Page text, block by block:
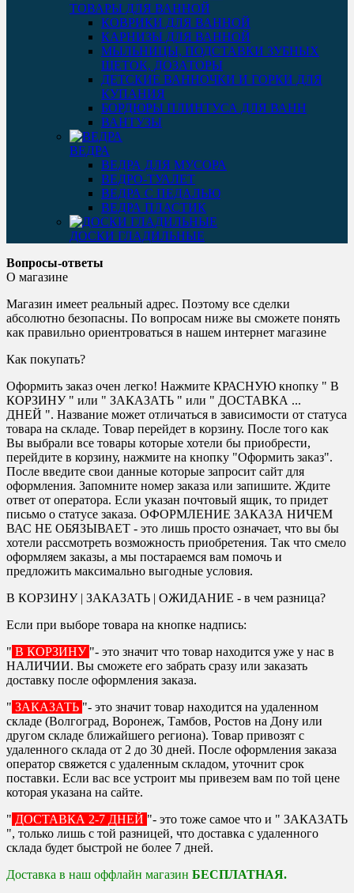
ТОВАРЫ ДЛЯ ВАННОЙ
КОВРИКИ ДЛЯ ВАННОЙ
КАРНИЗЫ ДЛЯ ВАННОЙ
МЫЛЬНИЦЫ, ПОДСТАВКИ ЗУБНЫХ
ЩЕТОК, ДОЗАТОРЫ
ДЕТСКИЕ ВАННОЧКИ И ГОРКИ ДЛЯ
КУПАНИЯ
БОРДЮРЫ ПЛИНТУСА ДЛЯ ВАНН
ВАНТУЗЫ
ВЕДРА
ВЕДРА ДЛЯ МУСОРА
ВЕДРО-ТУАЛЕТ
ВЕДРА С ПЕДАЛЬЮ
ВЕДРА ПЛАСТИК
ДОСКИ ГЛАДИЛЬНЫЕ
Вопросы-ответы
О магазине
Магазин имеет реальный адрес. Поэтому все сделки
абсолютно безопасны. По вопросам ниже вы сможете понять
как правильно ориентроваться в нашем интернет магазине
Как покупать?
Оформить заказ очен легко! Нажмите КРАСНУЮ кнопку " В
КОРЗИНУ " или " ЗАКАЗАТЬ " или " ДОСТАВКА ...
ДНЕЙ ". Название может отличаться в зависимости от статуса
товара на складе. Товар перейдет в корзину. После того как
Вы выбрали все товары которые хотели бы приобрести,
перейдите в корзину, нажмите на кнопку "Оформить заказ".
После введите свои данные которые запросит сайт для
оформления. Запомните номер заказа или запишите. Ждите
ответ от оператора. Если указан почтовый ящик, то придет
письмо о статусе заказа. ОФОРМЛЕНИЕ ЗАКАЗА НИЧЕМ
ВАС НЕ ОБЯЗЫВАЕТ - это лишь просто означает, что вы бы
хотели рассмотреть возможность приобретения. Так что смело
оформляем заказы, а мы постараемся вам помочь и
предложить максимально выгодные условия.
В КОРЗИНУ | ЗАКАЗАТЬ | ОЖИДАНИЕ - в чем разница?
Если при выборе товара на кнопке надпись:
" В КОРЗИНУ "- это значит что товар находится уже у нас в
НАЛИЧИИ. Вы сможете его забрать сразу или заказать
доставку после оформления заказа.
" ЗАКАЗАТЬ "- это значит товар находится на удаленном
складе (Волгоград, Воронеж, Тамбов, Ростов на Дону или
другом складе ближайшего региона). Товар привозят с
удаленного склада от 2 до 30 дней. После оформления заказа
оператор свяжется с удаленным складом, уточнит срок
поставки. Если вас все устроит мы привезем вам по той цене
которая указана на сайте.
" ДОСТАВКА 2-7 ДНЕЙ "- это тоже самое что и " ЗАКАЗАТЬ
", только лишь с той разницей, что доставка с удаленного
склада будет быстрой не более 7 дней.
Доставка в наш оффлайн магазин БЕСПЛАТНАЯ.